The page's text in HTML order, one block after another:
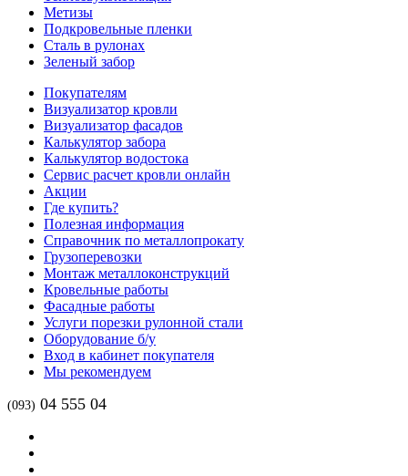
Метизы
Подкровельные пленки
Сталь в рулонах
Зеленый забор
Покупателям
Визуализатор кровли
Визуализатор фасадов
Калькулятор забора
Калькулятор водостока
Сервис расчет кровли онлайн
Акции
Где купить?
Полезная информация
Справочник по металлопрокату
Грузоперевозки
Монтаж металлоконструкций
Кровельные работы
Фасадные работы
Услуги порезки рулонной стали
Оборудование б/у
Вход в кабинет покупателя
Мы рекомендуем
(093) 04 555 04